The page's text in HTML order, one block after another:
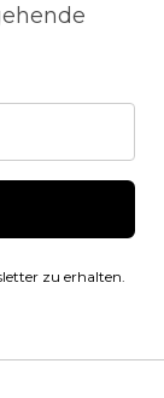
zu erhalten.